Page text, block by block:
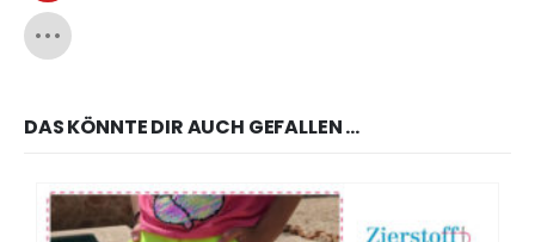
DAS KÖNNTE DIR AUCH GEFALLEN …